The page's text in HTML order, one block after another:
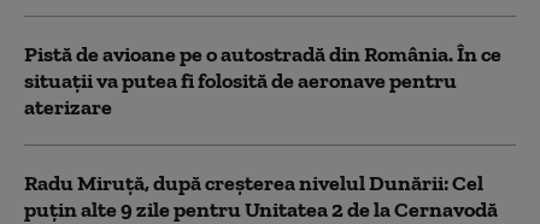
Pistă de avioane pe o autostradă din România. În ce
situații va putea fi folosită de aeronave pentru
aterizare
Radu Miruță, după creșterea nivelul Dunării: Cel
puțin alte 9 zile pentru Unitatea 2 de la Cernavodă